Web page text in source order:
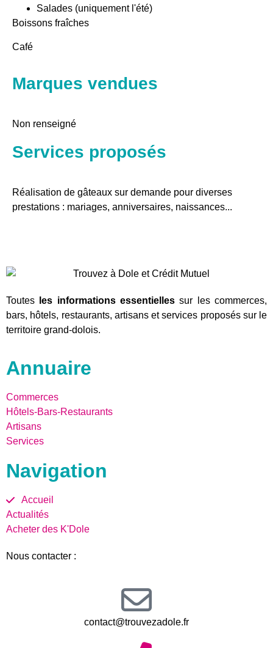
Salades (uniquement l'été)
Boissons fraîches
Café
Marques vendues
Non renseigné
Services proposés
Réalisation de gâteaux sur demande pour diverses
prestations : mariages, anniversaires, naissances...
Toutes les informations essentielles sur les commerces,
bars, hôtels, restaurants, artisans et services proposés sur le
territoire grand-dolois.
Annuaire
Commerces
Hôtels-Bars-Restaurants
Artisans
Services
Navigation
Accueil
Actualités
Acheter des K'Dole
Nous contacter :
contact@trouvezadole.fr